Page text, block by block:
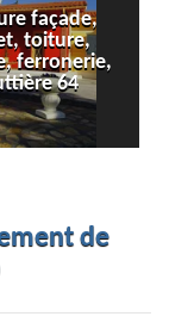
façade,
toiture,
ferronerie,
64
de